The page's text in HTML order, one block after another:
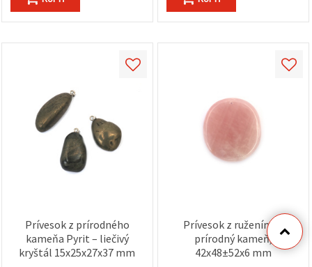
Prívesok z prírodného
kameňa Pyrit – liečivý
kryštál 15x25x27x37 mm
Prívesok z ruženínu –
prírodný kameň,
42x48±52x6 mm